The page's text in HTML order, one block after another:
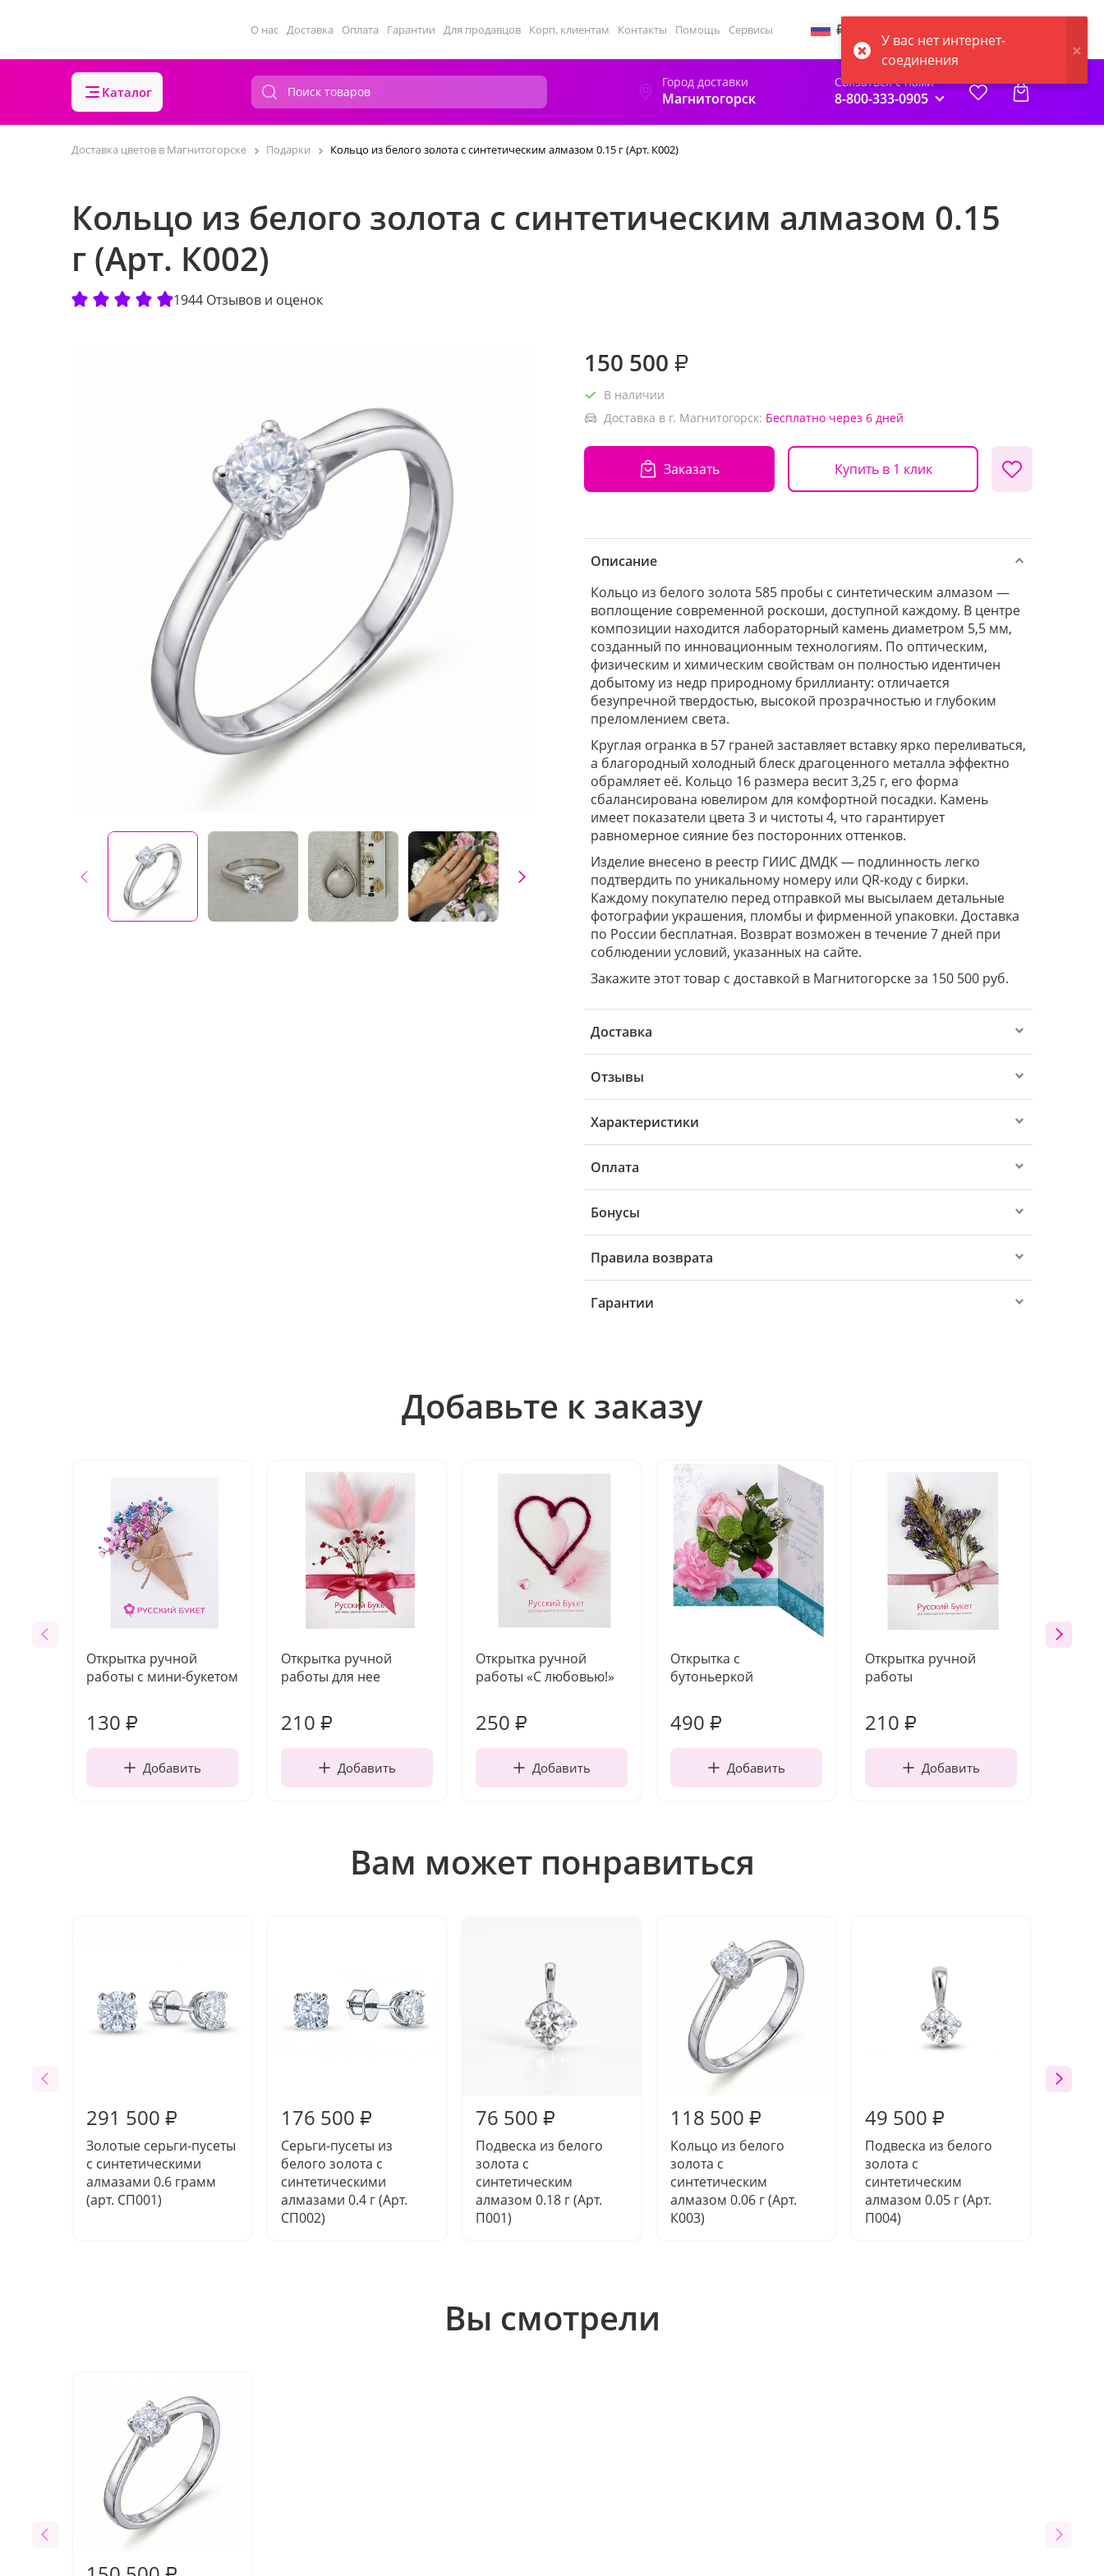
О нас Доставка Оплата Гарантии Для продавцов Корп. клиентам Контакты Помощь Сервисы
Каталог
Город доставки
Магнитогорск
Связаться с нами
8-800-333-0905
Доставка цветов в Магнитогорске Подарки Кольцо из белого золота с синтетическим алмазом 0.15 г (Арт. К002)
Кольцо из белого золота с синтетическим алмазом 0.15
г (Арт. К002)
1944 Отзывов и оценок
150 500 ₽
В наличии
Доставка в г. Магнитогорск: Бесплатно через 6 дней
Заказать Купить в 1 клик
Описание
Кольцо из белого золота 585 пробы с синтетическим алмазом —
воплощение современной роскоши, доступной каждому. В центре
композиции находится лабораторный камень диаметром 5,5 мм,
созданный по инновационным технологиям. По оптическим,
физическим и химическим свойствам он полностью идентичен
добытому из недр природному бриллианту: отличается
безупречной твердостью, высокой прозрачностью и глубоким
преломлением света.
Круглая огранка в 57 граней заставляет вставку ярко переливаться,
а благородный холодный блеск драгоценного металла эффектно
обрамляет её. Кольцо 16 размера весит 3,25 г, его форма
сбалансирована ювелиром для комфортной посадки. Камень
имеет показатели цвета 3 и чистоты 4, что гарантирует
равномерное сияние без посторонних оттенков.
Изделие внесено в реестр ГИИС ДМДК — подлинность легко
подтвердить по уникальному номеру или QR-коду с бирки.
Каждому покупателю перед отправкой мы высылаем детальные
фотографии украшения, пломбы и фирменной упаковки. Доставка
по России бесплатная. Возврат возможен в течение 7 дней при
соблюдении условий, указанных на сайте.
Закажите этот товар с доставкой в Магнитогорске за 150 500 руб.
Доставка
Отзывы
Характеристики
Оплата
Бонусы
Правила возврата
Гарантии
Добавьте к заказу
Открытка ручной
работы с мини-букетом
130 ₽
Добавить
Открытка ручной
работы для нее
210 ₽
Добавить
Открытка ручной
работы «С любовью!»
250 ₽
Добавить
Открытка с
бутоньеркой
490 ₽
Добавить
Открытка ручной
работы
210 ₽
Добавить
Вам может понравиться
291 500 ₽
Золотые серьги-пусеты
с синтетическими
алмазами 0.6 грамм
(арт. СП001)
176 500 ₽
Серьги-пусеты из
белого золота с
синтетическими
алмазами 0.4 г (Арт.
СП002)
76 500 ₽
Подвеска из белого
золота с
синтетическим
алмазом 0.18 г (Арт.
П001)
118 500 ₽
Кольцо из белого
золота с
синтетическим
алмазом 0.06 г (Арт.
К003)
49 500 ₽
Подвеска из белого
золота с
синтетическим
алмазом 0.05 г (Арт.
П004)
Вы смотрели
У вас нет интернет-
соединения